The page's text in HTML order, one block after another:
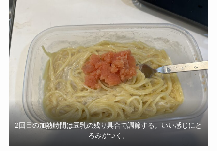
2回目の加熱時間は豆乳の残り具合で調節する。いい感じにと
ろみがつく。